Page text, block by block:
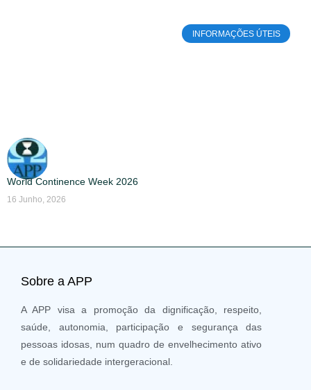
INFORMAÇÕES ÚTEIS
World Continence Week 2026
16 Junho, 2026
Sobre a APP
A APP visa a promoção da dignificação, respeito,
saúde, autonomia, participação e segurança das
pessoas idosas, num quadro de envelhecimento ativo
e de solidariedade intergeracional.